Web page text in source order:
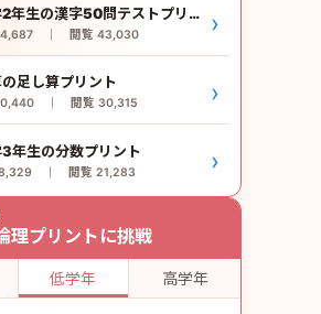
小学2年生の漢字50問テストプリント
｜ 閲覧 43,030 ›
足し算プリント
｜ 閲覧 30,315 ›
年生の分数プリント
｜ 閲覧 21,283 ›
理プリントに挑戦
低学年 高学年